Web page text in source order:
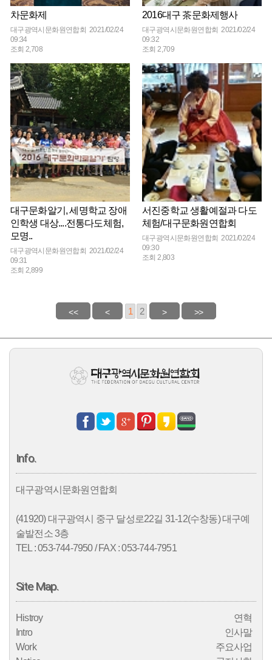
차문화제
대구광역시문화원연합회 2021/02/24
09:34
조회 2,708
2016대구 茶문화제행사
대구광역시문화원연합회 2021/02/24
09:32
조회 2,709
대구문화알기, 세명학교 장애
인학생 대상....전통다도체험,
모명..
대구광역시문화원연합회 2021/02/24
09:31
조회 2,899
서진중학교 생활예절과 다도
체험/대구문화원연합회
대구광역시문화원연합회 2021/02/24
09:30
조회 2,803
1 2
Info.
대구광역시문화원연합회
(41920) 대구광역시 중구 달성로22길 31-12(수창동) 대구예
술발전소 3층
TEL : 053-744-7950 / FAX : 053-744-7951
Site Map.
Histroy
연혁
Intro
인사말
Work
주요사업